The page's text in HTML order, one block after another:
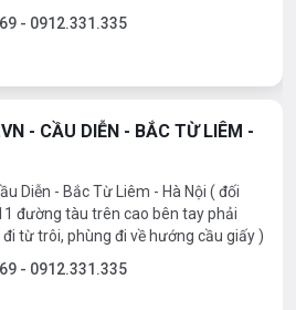
- 0912.331.335
- CẦU DIỄN - BẮC TỪ LIÊM -
Diễn - Bắc Từ Liêm - Hà Nội ( đối
đường tàu trên cao bên tay phải
từ trôi, phùng đi về hướng cầu giấy )
- 0912.331.335